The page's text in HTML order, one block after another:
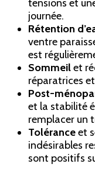
tensions et
journée.
Rétention
ventre
est
Sommeilet
réparatrices
Post-
et la stabilité
remplacer un
Toléranceet
indésirables
sont positifs